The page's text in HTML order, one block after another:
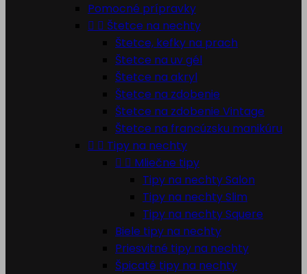
Pomocné prípravky
  Štetce na nechty
Štetce, kefky na prach
Štetce na uv gél
Štetce na akryl
Štetce na zdobenie
Štetce na zdobenie Vintage
Štetce na francúzsku manikúru
  Tipy na nechty
  Mliečne tipy
Tipy na nechty Salon
Tipy na nechty Slim
Tipy na nechty Squere
Biele tipy na nechty
Priesvitné tipy na nechty
Špicaté tipy na nechty